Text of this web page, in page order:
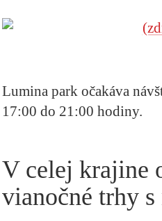
Lumina park očakáva
17:00 do 21:00 hodiny.
V celej krajine
vianočné trhy s